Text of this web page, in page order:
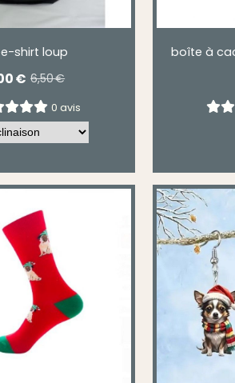
shirt loup
€ 6,50€
0 avis
boîte à